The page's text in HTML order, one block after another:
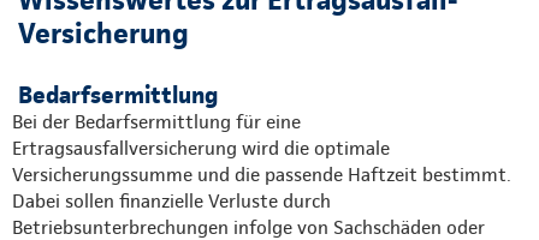
Versicherung
Bedarfsermittlung
Bei der Bedarfsermittlung für eine
Ertragsausfallversicherung wird die optimale
Versicherungssumme und die passende Haftzeit bestimmt.
Dabei sollen finanzielle Verluste durch
Betriebsunterbrechungen infolge von Sachschäden oder